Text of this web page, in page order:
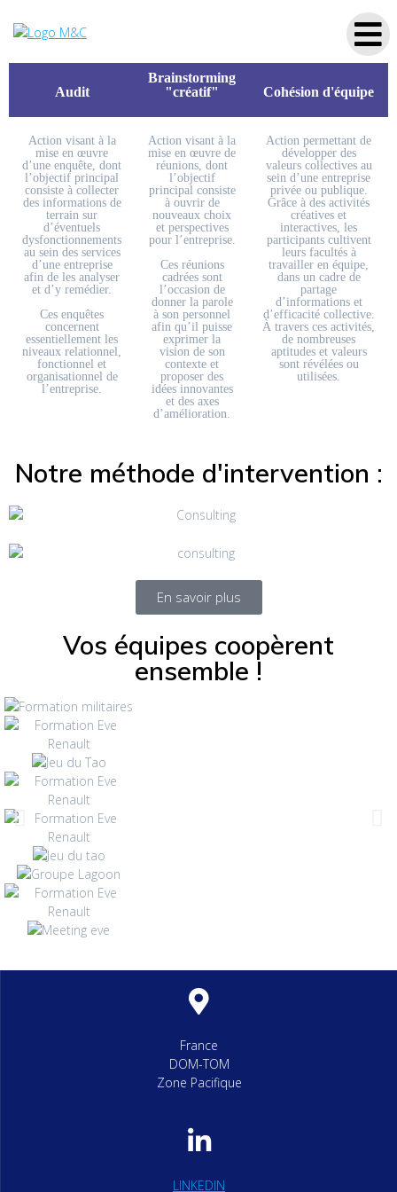
Nos outils de team building
Audit
Brainstorming
"créatif"
Cohésion d'équipe
Action visant à la
mise en œuvre
d’une enquête, dont
l’objectif principal
consiste à collecter
des informations de
terrain sur
d’éventuels
dysfonctionnements
au sein des services
d’une entreprise
afin de les analyser
et d’y remédier.
Ces enquêtes
concernent
essentiellement les
niveaux relationnel,
fonctionnel et
organisationnel de
l’entreprise.
Action visant à la
mise en œuvre de
réunions, dont
l’objectif
principal consiste
à ouvrir de
nouveaux choix
et perspectives
pour l’entreprise.
Ces réunions
cadrées sont
l’occasion de
donner la parole
à son personnel
afin qu’il puisse
exprimer la
vision de son
contexte et
proposer des
idées innovantes
et des axes
d’amélioration.
Action permettant de
développer des
valeurs collectives au
sein d’une entreprise
privée ou publique.
Grâce à des activités
créatives et
interactives, les
participants cultivent
leurs facultés à
travailler en équipe,
dans un cadre de
partage
d’informations et
d’efficacité collective.
À travers ces activités,
de nombreuses
aptitudes et valeurs
sont révélées ou
utilisées.
Notre méthode d'intervention :
En savoir plus
Vos équipes coopèrent
ensemble !
France
DOM-TOM
Zone Pacifique
LINKEDIN